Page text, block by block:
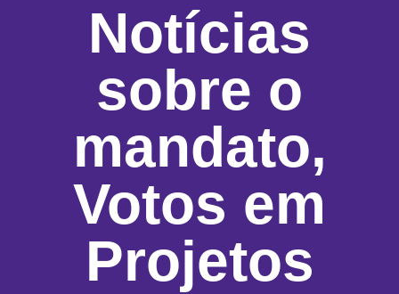
Notícias
sobre o
mandato,
Votos em
Projetos